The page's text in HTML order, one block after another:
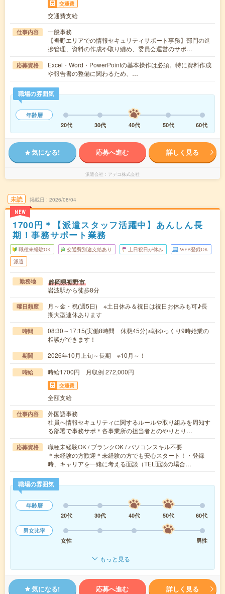
交通費
交通費支給
仕事内容
一般事務
【裾野エリアでの情報セキュリティサポート事務】部門の進
捗管理、資料の作成や取り纏め、委員会運営のサポ…
応募資格
Excel・Word・PowerPointの基本操作は必須。特に資料作成
や報告書の整備に関わるため、…
職場の雰囲気
年齢層
20代
30代 40代 50代 60代
気になる! 応募へ進む 詳しく見る
派遣会社 アデコ株式会社
未読
NEW
掲載日 2026/08/04
1700円＊【派遣スタッフ活躍中】あんしん長
期！事務サポート業務
職種未経験OK 交通費別途支給あり 土日祝日が休み WEB登録OK
派遣
勤務地 静岡県裾野市
岩波駅から徒歩8分
曜日頻度
月～金・祝(週5日) ※土日休み＆祝日は祝日お休みも可♪長
期大型連休あります
時間
08:30～17:15(実働8時間 休憩45分)※朝ゆっくり9時始業の
相談ができます！
期間 2026年10月上旬～長期 ※10月～！
時給 時給1700円 月収例 272,000円
交通費
全額支給
仕事内容
外国語事務
社員へ情報セキュリティに関するルールや取り組みを周知す
る部署で事務サポ＊各事業所の担当者とのやりとり…
応募資格
職種未経験OK / ブランクOK / パソコンスキル不要
＊未経験の方歓迎＊未経験の方でも安心スタート！・登録
時、キャリアを一緒に考える面談（TEL面談の場合…
職場の雰囲気
年齢層
20代
30代 40代 50代
60代
男女比率
女性
男性
もっと見る
気になる! 応募へ進む 詳しく見る